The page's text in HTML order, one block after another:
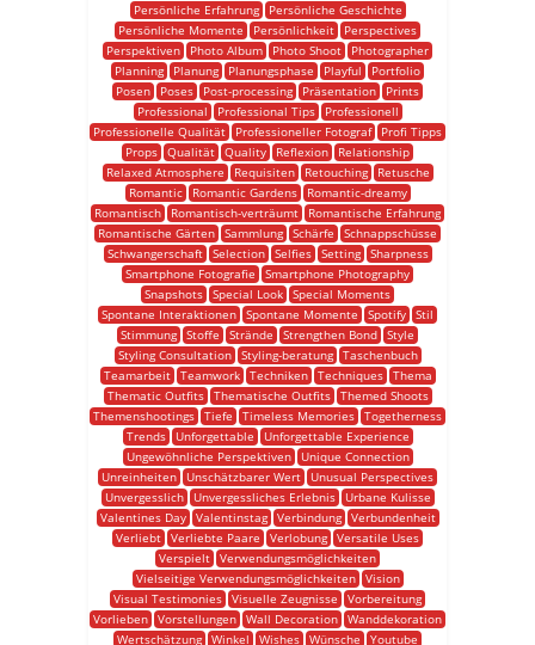
Persönliche Erfahrung
Persönliche Geschichte
Persönliche Momente
Persönlichkeit
Perspectives
Perspektiven
Photo Album Photo Shoot
Photographer
Planning
Planung Planungsphase Playful
Portfolio
Posen
Poses Post-processing Präsentation
Prints
Professional
Professional Tips
Professionell
Professionelle Qualität
Professioneller Fotograf
Profi Tipps
Props Qualität Quality Reflexion
Relationship
Relaxed Atmosphere
Requisiten Retouching
Retusche
Romantic
Romantic Gardens
Romantic-dreamy
Romantisch
Romantisch-verträumt
Romantische Erfahrung
Romantische Gärten Sammlung Schärfe
Schnappschüsse
Schwangerschaft
Selection Selfies Setting
Sharpness
Smartphone Fotografie
Smartphone Photography
Snapshots Special Look Special Moments
Spontane Interaktionen Spontane Momente Spotify Stil
Stimmung Stoffe Strände Strengthen Bond Style
Styling Consultation
Styling-beratung
Taschenbuch
Teamarbeit
Teamwork Techniken Techniques
Thema
Thematic Outfits
Thematische Outfits
Themed Shoots
Themenshootings Tiefe Timeless Memories Togetherness
Trends
Unforgettable
Unforgettable Experience
Ungewöhnliche Perspektiven
Unique Connection
Unreinheiten
Unschätzbarer Wert
Unusual Perspectives
Unvergesslich
Unvergessliches Erlebnis
Urbane Kulisse
Valentines Day
Valentinstag Verbindung
Verbundenheit
Verliebt Verliebte Paare Verlobung Versatile Uses
Verspielt Verwendungsmöglichkeiten
Vielseitige Verwendungsmöglichkeiten
Vision
Visual Testimonies Visuelle Zeugnisse
Vorbereitung
Vorlieben Vorstellungen Wall Decoration Wanddekoration
Wertschätzung Winkel Wishes Wünsche
Youtube